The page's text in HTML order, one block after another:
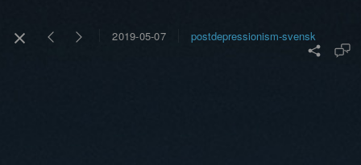
2019-05-07 postdepressionism-svensk